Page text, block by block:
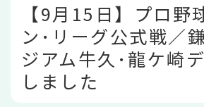
【9月15日】プロ野
ン･リーグ公式戦／
ジアム牛久･龍ケ崎
しました